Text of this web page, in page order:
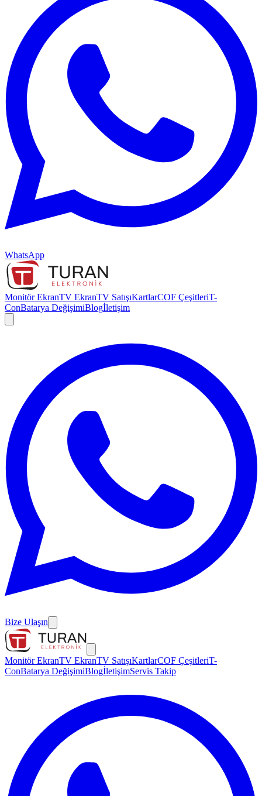
WhatsApp
Monitör EkranTV EkranTV SatışıKartlarCOF ÇeşitleriT-
ConBatarya DeğişimiBlogİletişim
Bize Ulaşın
Monitör EkranTV EkranTV SatışıKartlarCOF ÇeşitleriT-
ConBatarya DeğişimiBlogİletişimServis Takip